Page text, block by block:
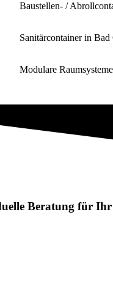
Baustellen- /
Sanitärcontainer in Bad
Modulare Raumsysteme
Beratung für